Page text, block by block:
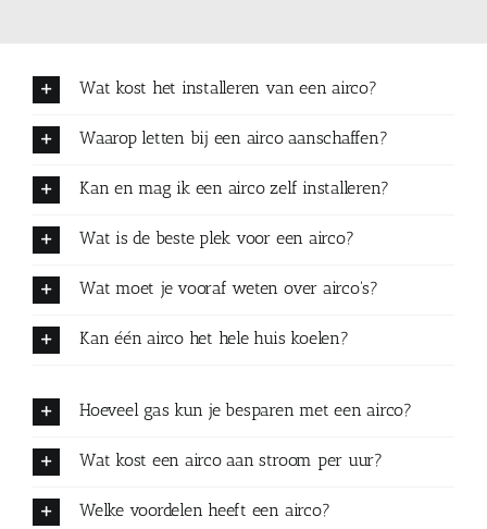
Wat kost het installeren van een airco?
Waarop letten bij een airco aanschaffen?
Kan en mag ik een airco zelf installeren?
Wat is de beste plek voor een airco?
Wat moet je vooraf weten over airco's?
Kan één airco het hele huis koelen?
Hoeveel gas kun je besparen met een airco?
Wat kost een airco aan stroom per uur?
Welke voordelen heeft een airco?